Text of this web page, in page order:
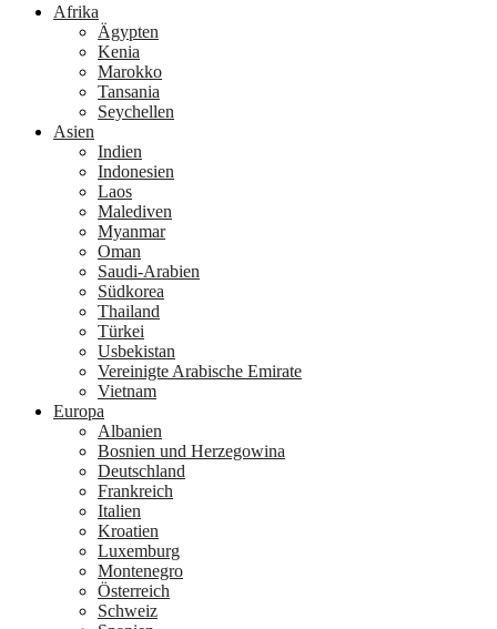
Afrika
Ägypten
Kenia
Marokko
Tansania
Seychellen
Asien
Indien
Indonesien
Laos
Malediven
Myanmar
Oman
Saudi-Arabien
Südkorea
Thailand
Türkei
Usbekistan
Vereinigte Arabische Emirate
Vietnam
Europa
Albanien
Bosnien und Herzegowina
Deutschland
Frankreich
Italien
Kroatien
Luxemburg
Montenegro
Österreich
Schweiz